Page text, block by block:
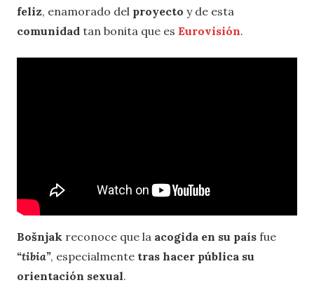
feliz, enamorado del proyecto y de esta
comunidad tan bonita que es Eurovisión.
Bošnjak reconoce que la acogida en su país fue
“tibia”, especialmente tras hacer pública su
orientación sexual.